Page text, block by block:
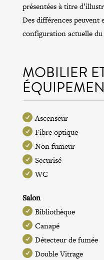
présentées à titre
Des différences peuvent
configuration actuelle
MOBILIER
Ascenseur
Fibre optique
Non fumeur
Securisé
WC
Salon
Bibliothèque
Canapé
Détecteur de fumée
Double Vitrage